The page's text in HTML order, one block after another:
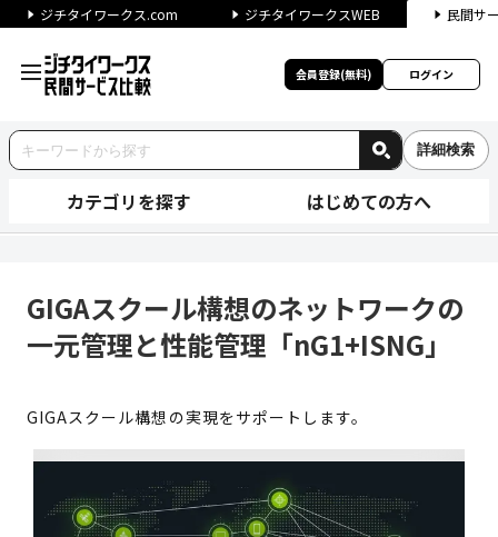
ジチタイワークス.com ジチタイワークスWEB 民間サ
会員登録(無料) ログイン
詳細検索
カテゴリを探す はじめての方へ
GIGAスクール構想のネットワークの
一元管理と性能管理「nG1+ISNG」
GIGAスクール構想の実現をサポートします。